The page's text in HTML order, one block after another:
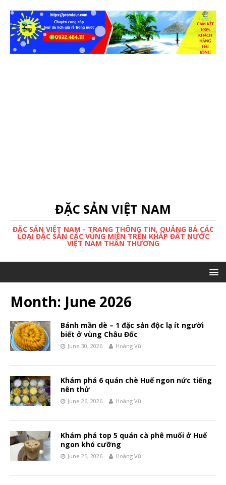
ĐẶC SẢN VIỆT NAM
ĐẶC SẢN VIỆT NAM - TRANG THÔNG TIN, QUẢNG BÁ CÁC
LOẠI ĐẶC SẢN CÁC VÙNG MIỀN TRÊN KHẮP ĐẤT NƯỚC
VIỆT NAM THÂN THƯƠNG
Month: June 2026
Bánh mần dè – 1 đặc sản độc lạ ít người
biết ở vùng Châu Đốc
June 30, 2026 Hoàng Vũ
Khám phá 6 quán chè Huế ngon nức tiếng
nên thử
June 26, 2026 Hoàng Vũ
Khám phá top 5 quán cà phê muối ở Huế
ngon khó cưỡng
June 25, 2026 Hoàng Vũ